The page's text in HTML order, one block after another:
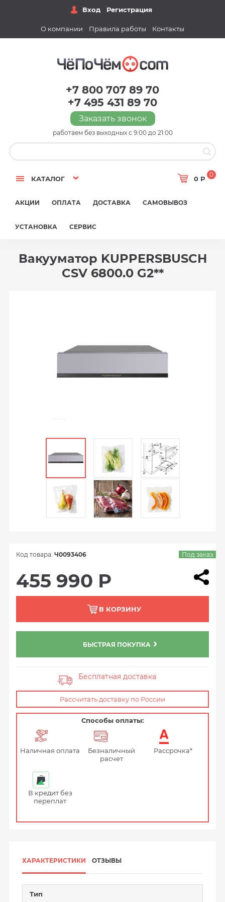
Вход Регистрация
О компании Правила работы Контакты
+7 800 707 89 70
+7 495 431 89 70
Заказать звонок
работаем без выходных с 9:00 до 21:00
КАТАЛОГ 0 Р
0
АКЦИИ ОПЛАТА ДОСТАВКА САМОВЫВОЗ
УСТАНОВКА СЕРВИС
Вакууматор KUPPERSBUSCH
CSV 6800.0 G2**
Код товара: Ч0093406 Под заказ
455 990 Р
В КОРЗИНУ
БЫСТРАЯ ПОКУПКА
Бесплатная доставка
Рассчитать доставку по России
Способы оплаты:
Наличная оплата
Безналичный
расчет
Рассрочка*
В кредит без
переплат
ХАРАКТЕРИСТИКИ ОТЗЫВЫ
Тип